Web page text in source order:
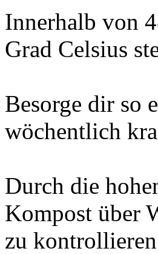
Innerhalb von
Grad Celsius
Besorge dir so
wöchentlich
Durch die
Kompost über
zu